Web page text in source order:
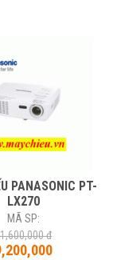
PANASONIC PT-
LX270
MÃ SP:
đ